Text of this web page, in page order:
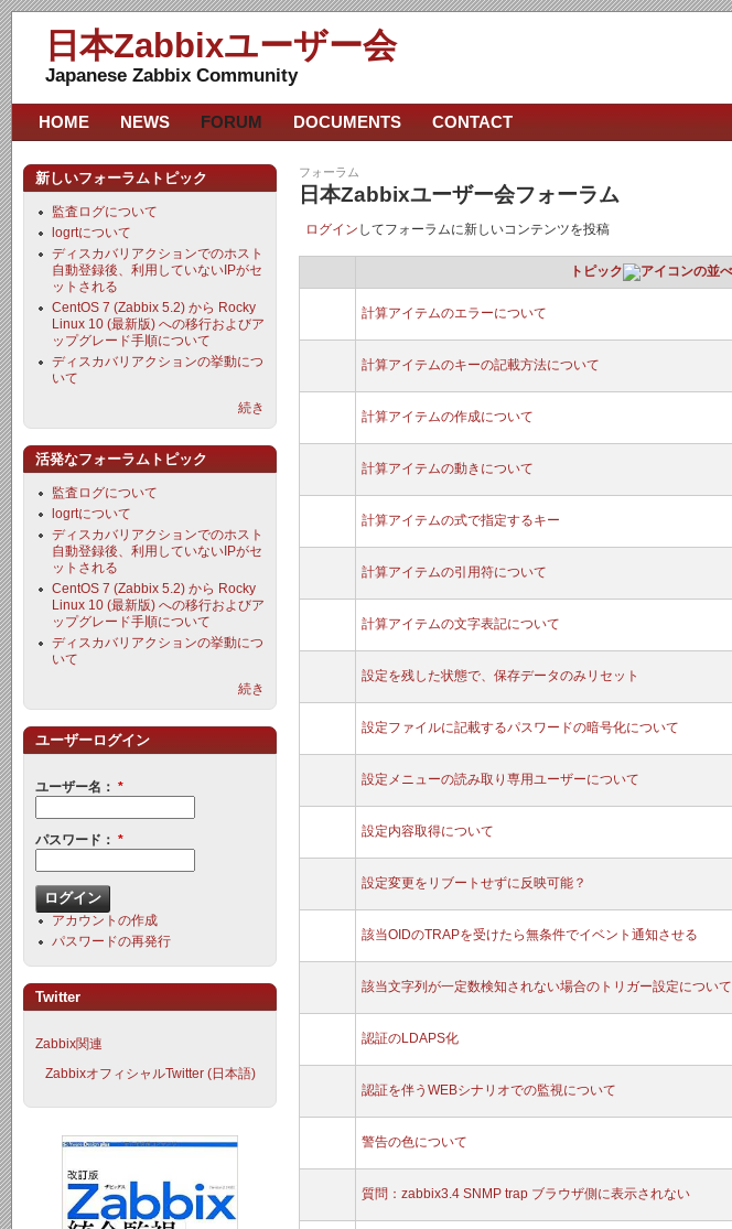
日本Zabbixユーザー会
Japanese Zabbix Community
フォーラム
日本Zabbixユーザー会フォーラム
ログイン してフォーラムに新しいコンテンツを投稿
トピック
計算アイテムのエラーについて
計算アイテムのキーの記載方法について
計算アイテムの作成について
計算アイテムの動きについて
計算アイテムの式で指定するキー
計算アイテムの引用符について
計算アイテムの文字表記について
設定を残した状態で、保存データのみリセット
設定ファイルに記載するパスワードの暗号化について
設定メニューの読み取り専用ユーザーについて
設定内容取得について
設定変更をリブートせずに反映可能？
該当OIDのTRAPを受けたら無条件でイベント通知させる
該当文字列が一定数検知されない場合のトリガー設定について
認証のLDAPS化
認証を伴うWEBシナリオでの監視について
警告の色について
質問：zabbix3.4 SNMP trap ブラウザ側に表示されない
HOME NEWS FORUM DOCUMENTS CONTACT
新しいフォーラムトピック
監査ログについて
logrtについて
ディスカバリアクションでのホスト
自動登録後、利用していないIPがセ
ットされる
CentOS 7 (Zabbix 5.2) から Rocky
Linux 10 (最新版) への移行およびア
ップグレード手順について
ディスカバリアクションの挙動につ
いて
続き
活発なフォーラムトピック
監査ログについて
logrtについて
ディスカバリアクションでのホスト
自動登録後、利用していないIPがセ
ットされる
CentOS 7 (Zabbix 5.2) から Rocky
Linux 10 (最新版) への移行およびア
ップグレード手順について
ディスカバリアクションの挙動につ
いて
続き
ユーザーログイン
ユーザー名： *
パスワード： *
アカウントの作成
パスワードの再発行
Twitter
Zabbix関連
ZabbixオフィシャルTwitter (日本語)